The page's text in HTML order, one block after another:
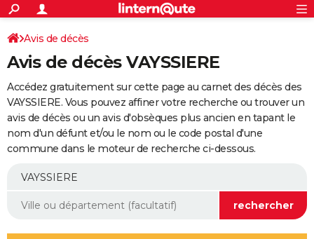
ACTUALITÉS
Politique
Société
Faits Divers
Education
Monde
Villes
+
SPORT
Coupe du monde 2026
Football
Tennis
Cyclisme
Rugby
Forum
Programme TV
TNT
Streaming
Cinéma
Sorties cinéma
Musique
+
FINANCE
Retraite
Epargne
Immobilier
Risques naturels par ville
Banque
Assurance
AUTO
Essais
Réserver un essai
Citadines
Berlines
SUV
Forum auto
+
Mobiles
Meilleur smartphone
Internet
Ordinateurs
Jeux vidéo
Guide high-tech
Aménagement intérieur
Avis de décès
Avis de décès VAYSSIERE
Accédez gratuitement sur cette page au carnet des décès des
VAYSSIERE. Vous pouvez affiner votre recherche ou trouver un
avis de décès ou un avis d'obsèques plus ancien en tapant le
nom d'un défunt et/ou le nom ou le code postal d'une
commune dans le moteur de recherche ci-dessous.